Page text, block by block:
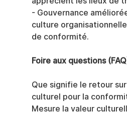
- Gouvernance
culture
de conformité.
Foire aux questions
Que signifie le retour
culturel pour la
Mesure la valeur